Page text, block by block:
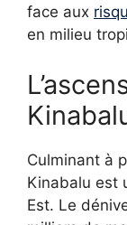
face aux
en milieu
Culminant à
Kinabalu est
Est. Le